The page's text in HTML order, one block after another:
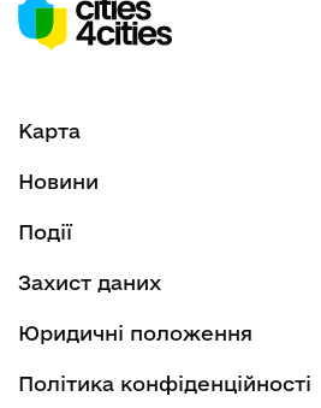
Карта
Новини
Події
Захист даних
Юридичні положення
Політика конфіденційності